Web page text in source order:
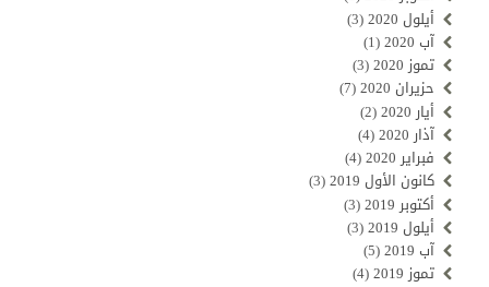
أيلول 2020
(3)
آب 2020
(1)
تموز 2020
(3)
حزيران 2020
(7)
أيار 2020
(2)
آذار 2020
(4)
فبراير 2020
(4)
كانون الأول 2019
(3)
أكتوبر 2019
(3)
أيلول 2019
(3)
آب 2019
(5)
تموز 2019
(4)